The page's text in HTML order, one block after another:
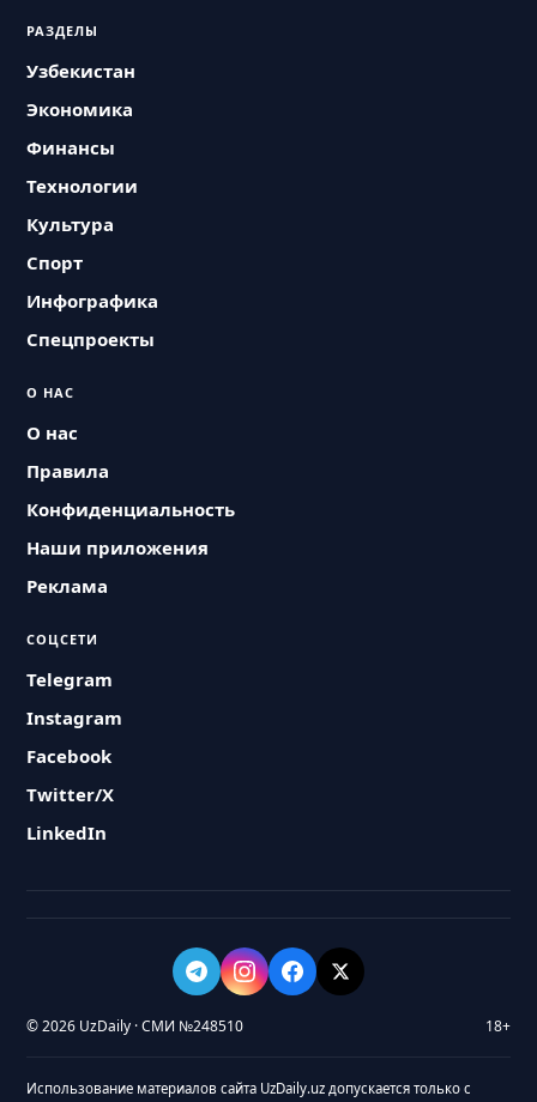
РАЗДЕЛЫ
Узбекистан
Экономика
Финансы
Технологии
Культура
Спорт
Инфографика
Спецпроекты
О НАС
О нас
Правила
Конфиденциальность
Наши приложения
Реклама
СОЦСЕТИ
Telegram
Instagram
Facebook
Twitter/X
LinkedIn
© 2026 UzDaily · СМИ №248510 18+
Использование материалов сайта UzDaily.uz допускается только с